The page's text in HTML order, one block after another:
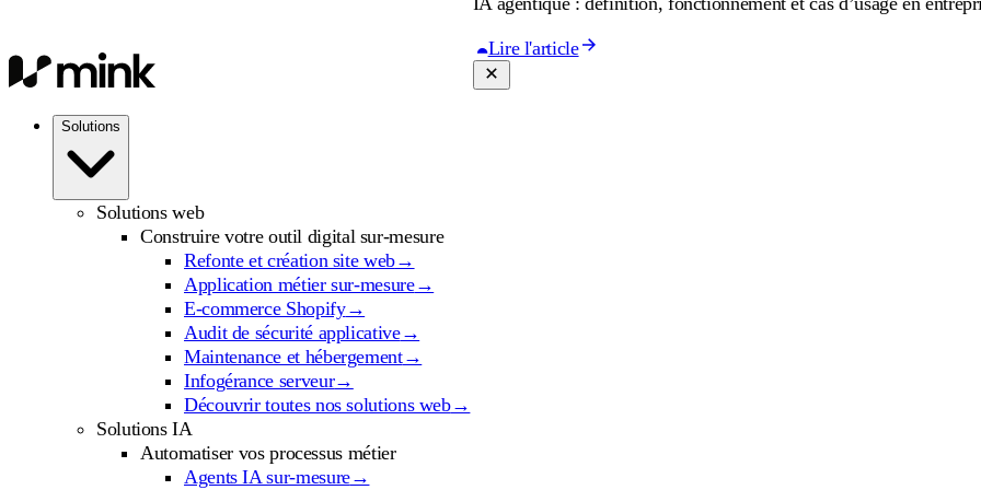
Lire l'article
Solutions
Solutions web
Construire votre outil digital sur-mesure
Refonte et création site web→
Application métier sur-mesure→
E-commerce Shopify→
Audit de sécurité applicative→
Maintenance et hébergement→
Infogérance serveur→
Découvrir toutes nos solutions web→
Solutions IA
Automatiser vos processus métier
Agents IA sur-mesure→